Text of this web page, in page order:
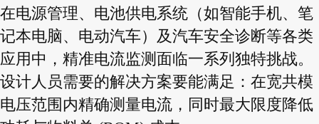
在电源管理、电池供电系统（如智能手机、笔
记本电脑、电动汽车）及汽车安全诊断等各类
应用中，精准电流监测面临一系列独特挑战。
设计人员需要的解决方案要能满足：在宽共模
电压范围内精确测量电流，同时最大限度降低